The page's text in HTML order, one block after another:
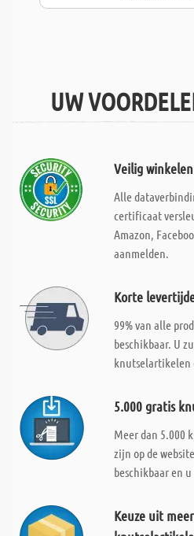
UW
Veilig winkelen
Alle
certificaat
Amazon,
aanmelden.
Korte
99% van alle
beschikbaar. U
knutselartikelen
5.000 gratis
Meer dan 5.000
zijn op de
beschikbaar en
Keuze uit